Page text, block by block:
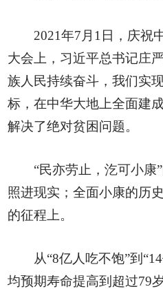
2021年7月1日，庆祝
大会上，习近平总书记庄
族人民持续奋斗，我们实
标，在中华大地上全面建
解决了绝对贫困问题。
“民亦劳止，汔可小康
照进现实；全面小康的历
的征程上。
从“8亿人吃不饱”到
均预期寿命提高到超过79